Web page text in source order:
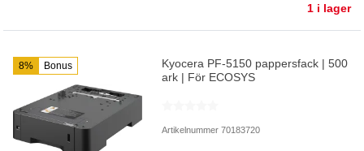
1 i lager
8% Bonus
Kyocera PF-5150 pappersfack | 500
ark | För ECOSYS
Artikelnummer 70183720